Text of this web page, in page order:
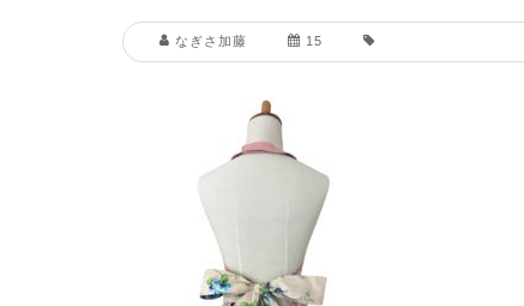
なぎさ加藤 15